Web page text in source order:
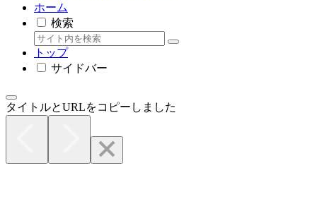
ホーム
検索
トップ
サイドバー
タイトルとURLをコピーしました